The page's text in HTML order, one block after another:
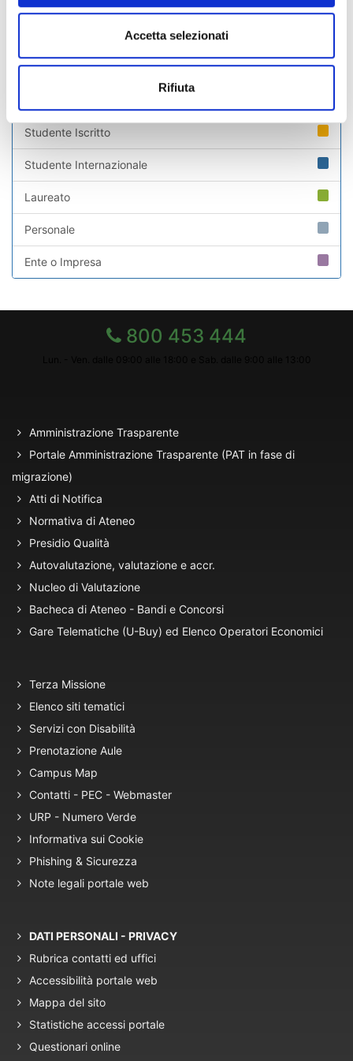
Accetta selezionati
Rifiuta
Indice di pagina
Chi sei? Naviga il sito per profilo
Studente Iscritto
Studente Internazionale
Laureato
Personale
Ente o Impresa
800 453 444
Amministrazione Trasparente
Portale Amministrazione Trasparente (PAT in fase di
migrazione)
Atti di Notifica
Normativa di Ateneo
Presidio Qualità
Autovalutazione, valutazione e accr.
Nucleo di Valutazione
Bacheca di Ateneo - Bandi e Concorsi
Gare Telematiche (U-Buy) ed Elenco Operatori Economici
Terza Missione
Elenco siti tematici
Servizi con Disabilità
Prenotazione Aule
Campus Map
Contatti - PEC - Webmaster
URP - Numero Verde
Informativa sui Cookie
Phishing & Sicurezza
Note legali portale web
DATI PERSONALI - PRIVACY
Rubrica contatti ed uffici
Accessibilità portale web
Mappa del sito
Statistiche accessi portale
Questionari online